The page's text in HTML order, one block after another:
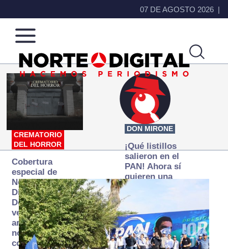
07 DE AGOSTO 2026
Norte
de
Ciudad
Más
que
noticias,
hacemos periodismo
CREMATORIO
DEL HORROR
Cobertura
especial de
Norte
Digital:
Donde la
verdad
arde… pero
no se
consume
DON MIRONE
¡Qué listillos
salieron en el
PAN! Ahora sí
quieren una
Fiscalía
autónoma… y